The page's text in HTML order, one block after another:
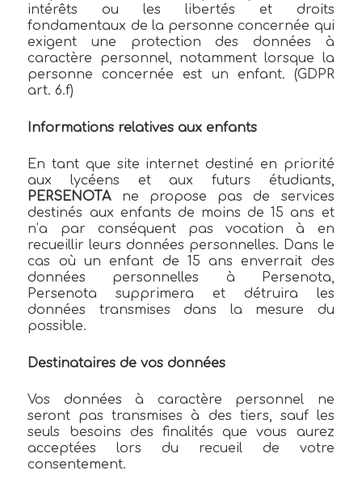
intérêts ou les libertés et droits
fondamentaux de la personne concernée qui
exigent une protection des données à
caractère personnel, notamment lorsque la
personne concernée est un enfant. (GDPR
art. 6.f)
Informations relatives aux enfants
En tant que site internet destiné en priorité
aux lycéens et aux futurs étudiants,
PERSENOTAne propose pas de services
destinés aux enfants de moins de 15 ans et
n’a par conséquent pas vocation à en
recueillir leurs données personnelles. Dans le
cas où un enfant de 15 ans enverrait des
données personnelles à Persenota,
Persenota supprimera et détruira les
données transmises dans la mesure du
possible.
Destinataires de vos données
Vos données à caractère personnel ne
seront pas transmises à des tiers, sauf les
seuls besoins des finalités que vous aurez
acceptées lors du recueil de votre
consentement.